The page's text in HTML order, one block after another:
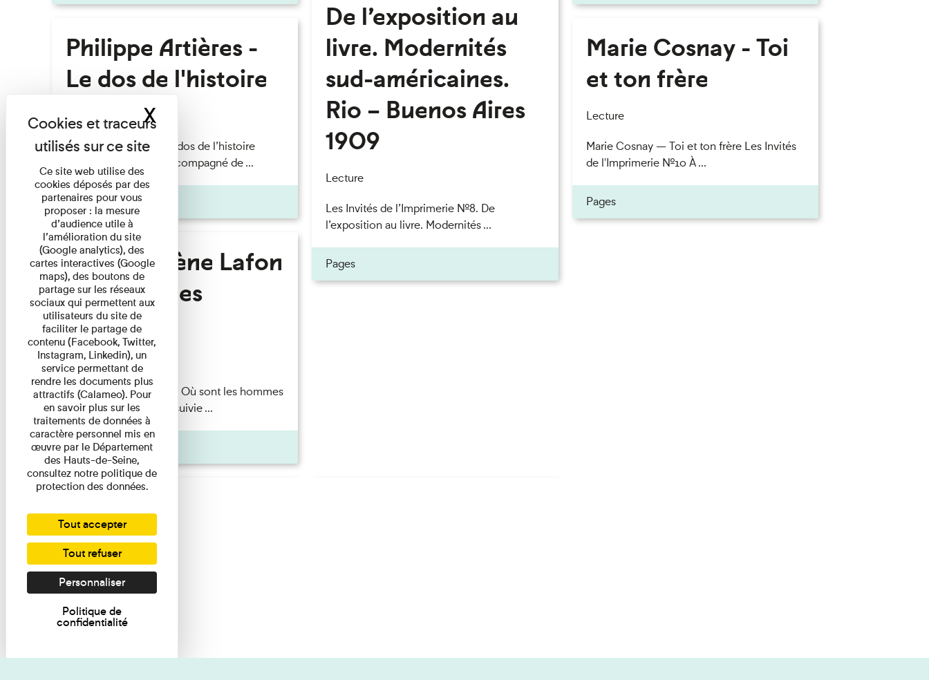
Philippe Artières -
Le dos de l'histoire
Lecture
Philippe Artières — Le dos de l’histoire
Lecture par l’auteur accompagné de ...
Pages
Marie-Hélène Lafon
- Où sont les
hommes ?
Lecture
Marie-Hélène Lafon — Où sont les hommes
? Lecture par l’autrice suivie ...
Pages
De l’exposition au
livre. Modernités
sud-américaines.
Rio – Buenos Aires
1909
Lecture
Les Invités de l’Imprimerie n°8. De
l’exposition au livre. Modernités ...
Pages
Marie Cosnay - Toi
et ton frère
Lecture
Marie Cosnay — Toi et ton frère Les Invités
de l'Imprimerie n°10 À ...
Pages
Ce site web utilise des
cookies déposés par des
partenaires pour vous
proposer : la mesure
d’audience utile à
l’amélioration du site
(Google analytics), des
cartes interactives (Google
maps), des boutons de
partage sur les réseaux
sociaux qui permettent aux
utilisateurs du site de
faciliter le partage de
contenu (Facebook, Twitter,
Instagram, Linkedin), un
service permettant de
rendre les documents plus
attractifs (Calameo). Pour
en savoir plus sur les
traitements de données à
caractère personnel mis en
œuvre par le Département
des Hauts-de-Seine,
consultez notre politique de
protection des données.
Tout accepter
Tout refuser
Personnaliser
Politique de
confidentialité
XMasquer le bandeau des cookies